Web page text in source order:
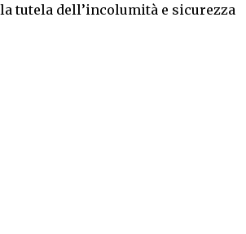
tutela dell’incolumità e sicurezza